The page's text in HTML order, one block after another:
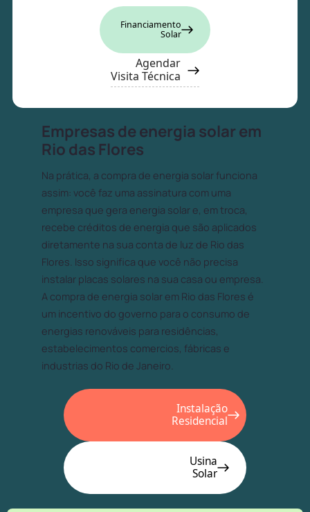
Financiamento
Solar
Agendar
Visita Técnica
Empresas de energia solar em
Rio das Flores
Na prática, a compra de energia solar funciona
assim: você faz uma assinatura com uma
empresa que gera energia solar e, em troca,
recebe créditos de energia que são aplicados
diretamente na sua conta de luz de Rio das
Flores. Isso significa que você não precisa
instalar placas solares na sua casa ou empresa.
A compra de energia solar em Rio das Flores é
um incentivo do governo para o consumo de
energias renováveis para residências,
estabelecimentos comercios, fábricas e
industrias do Rio de Janeiro.
Instalação
Residencial
Usina
Solar